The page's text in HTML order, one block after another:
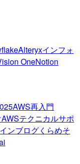
Alteryxインフォ
OneNotion
AWS再入門
AWSテクニカルサポ
ンブログくらめそ